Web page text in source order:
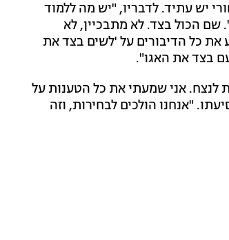
יש עתיד. לדבריו, "יש מה ללמוד
שם הכול בצד. לא מתבכיין, לא
את כל הדיבורים על 'לשים בצד את
בצד את האגו".
לנצח. אני שמעתי את כל הטענות על
"אנחנו הולכים לבחירות, וזה